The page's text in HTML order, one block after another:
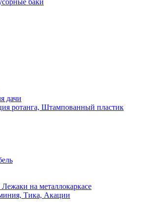
баки
дачи
ротанга, Штампованный пластик
на металлокаркасе
Тика, Акации